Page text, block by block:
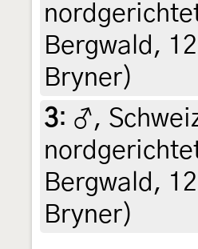
Bergwald,
Bryner)
3: ♂,
Bergwald,
Bryner)